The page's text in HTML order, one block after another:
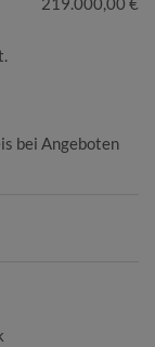
bei Angeboten